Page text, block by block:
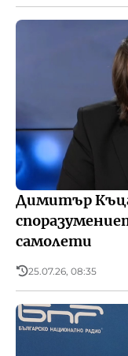
Димитър
самолети
25.07.26, 08:35